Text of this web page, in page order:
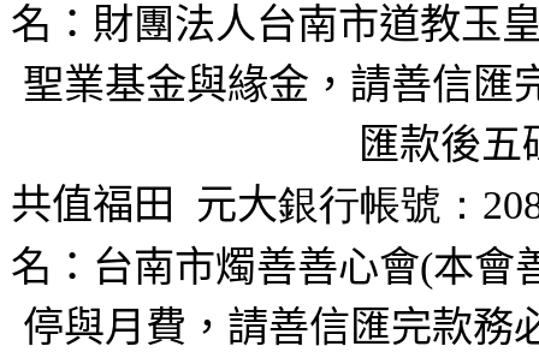
名：財團法人台南市道教玉
聖業基金與緣金，請善信匯
匯款後五
共值福田
元大銀行帳號：
名：台南市燭善善心會(本會
停與月費，請善信匯完款務